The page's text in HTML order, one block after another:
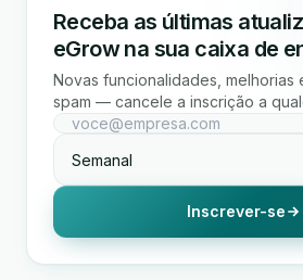
Receba as últimas
eGrow na sua caixa de
Novas funcionalidades, melhorias
spam — cancele a inscrição a
Inscrever-se